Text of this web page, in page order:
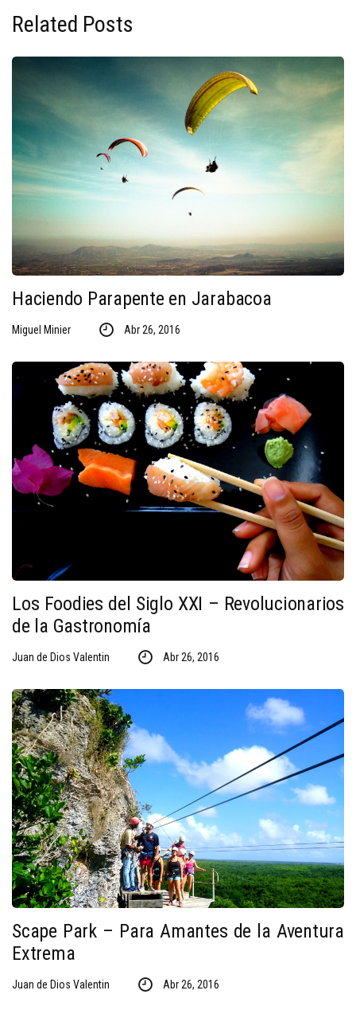
Related Posts
Haciendo Parapente en Jarabacoa
Miguel Minier Abr 26, 2016
Los Foodies del Siglo XXI – Revolucionarios
de la Gastronomía
Juan de Dios Valentin Abr 26, 2016
Scape Park – Para Amantes de la Aventura
Extrema
Juan de Dios Valentin Abr 26, 2016